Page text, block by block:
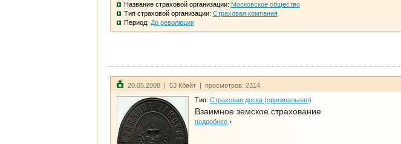
Название страховой организации: Московское общество
Тип страховой организации: Страховая компания
Период: До революции
20.05.2008 | 53 Кбайт | просмотров: 2314
Тип: Страховая доска (оригинальная)
Взаимное земское страхование
подробнее